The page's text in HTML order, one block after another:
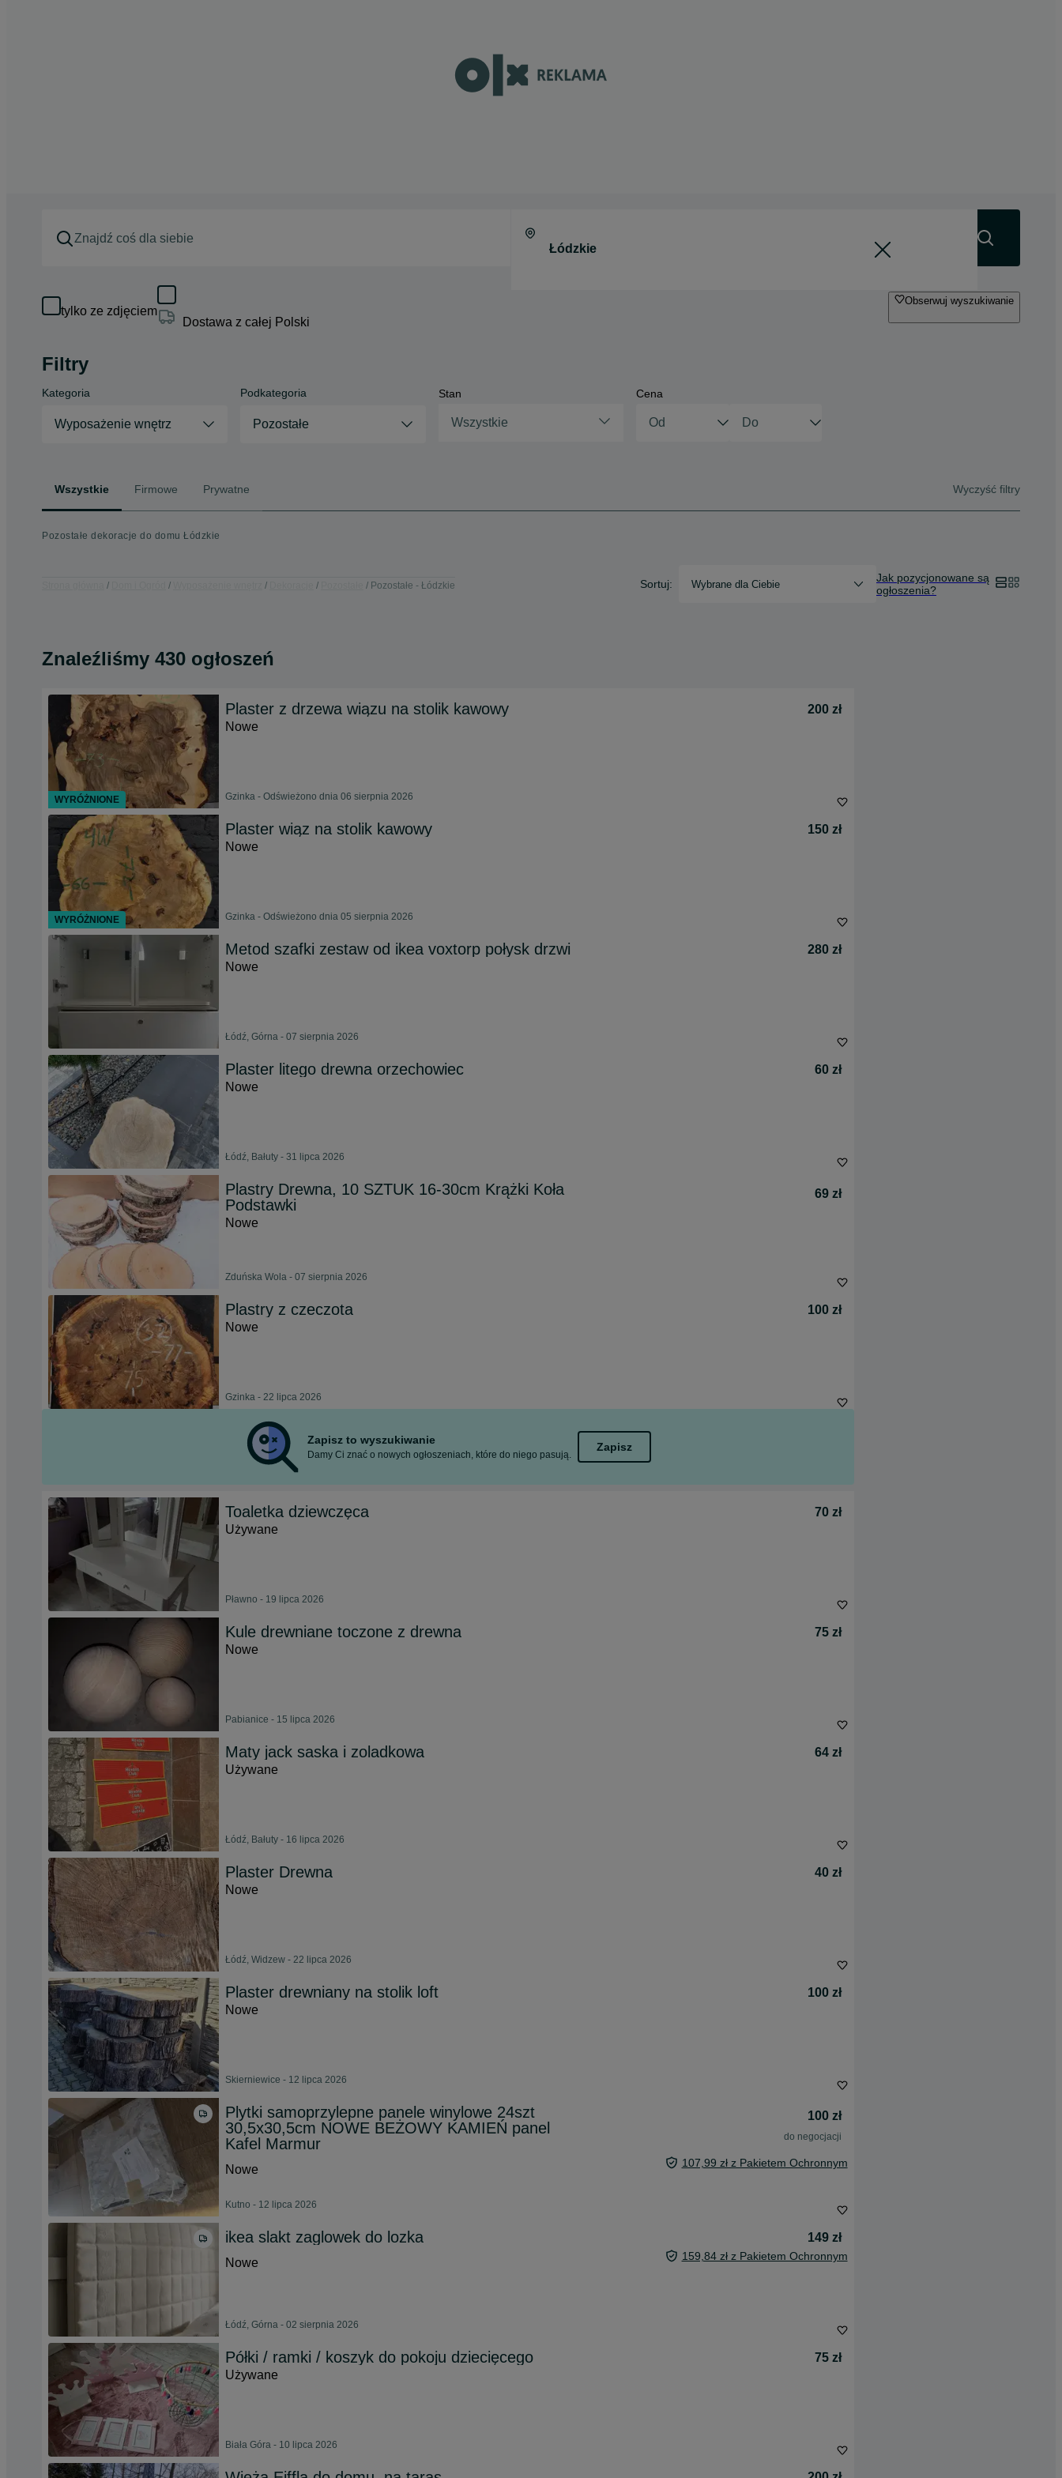
tylko ze zdjęciem
Dostawa z całej Polski
Obserwuj wyszukiwanie
Filtry
Kategoria
Wyposażenie wnętrz
Podkategoria
Pozostałe
Stan
Wszystkie
Cena
Wszystkie Firmowe Prywatne Wyczyść filtry
Pozostałe dekoracje do domu Łódzkie
Pozostałe - Łódzkie Sortuj: Wybrane dla Ciebie
Jak pozycjonowane są
ogłoszenia?
Znaleźliśmy 430 ogłoszeń
Plaster z drzewa wiązu na stolik kawowy
200 zł
Nowe
Gzinka - Odświeżono dnia 06 sierpnia 2026
Plaster wiąz na stolik kawowy
150 zł
Nowe
Gzinka - Odświeżono dnia 05 sierpnia 2026
Metod szafki zestaw od ikea voxtorp połysk drzwi
280 zł
Nowe
Łódź, Górna - 07 sierpnia 2026
Plaster litego drewna orzechowiec
60 zł
Nowe
Łódź, Bałuty - 31 lipca 2026
Plastry Drewna, 10 SZTUK 16-30cm Krążki Koła
Podstawki
69 zł
Nowe
Zduńska Wola - 07 sierpnia 2026
Plastry z czeczota
100 zł
Nowe
Gzinka - 22 lipca 2026
Zapisz to wyszukiwanie
Damy Ci znać o nowych ogłoszeniach, które do niego pasują.
Zapisz
Toaletka dziewczęca
70 zł
Używane
Pławno - 19 lipca 2026
Kule drewniane toczone z drewna
75 zł
Nowe
Pabianice - 15 lipca 2026
Maty jack saska i zoladkowa
64 zł
Używane
Łódź, Bałuty - 16 lipca 2026
Plaster Drewna
40 zł
Nowe
Łódź, Widzew - 22 lipca 2026
Plaster drewniany na stolik loft
100 zł
Nowe
Skierniewice - 12 lipca 2026
Plytki samoprzylepne panele winylowe 24szt
30,5x30,5cm NOWE BEŻOWY KAMIEŃ panel
Kafel Marmur
100 zł
do negocjacji
Nowe 107,99 zł z Pakietem Ochronnym
Kutno - 12 lipca 2026
ikea slakt zaglowek do lozka
149 zł
Nowe
159,84 zł z Pakietem Ochronnym
Łódź, Górna - 02 sierpnia 2026
Półki / ramki / koszyk do pokoju dziecięcego
75 zł
Używane
Biała Góra - 10 lipca 2026
WYRÓŻNIONE
WYRÓŻNIONE